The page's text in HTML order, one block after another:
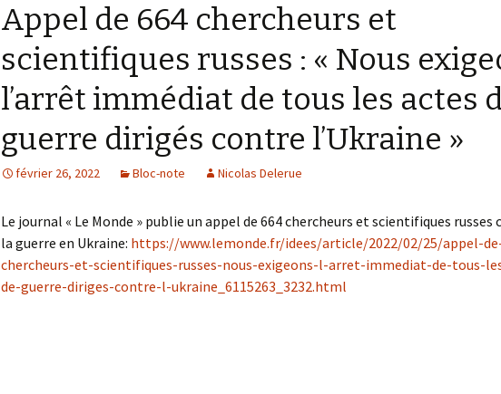
Appel de 664 chercheurs et
scientifiques russes : « Nous
l’arrêt immédiat de tous les actes
guerre dirigés contre l’Ukraine »
février 26, 2022 Bloc-note Nicolas Delerue
Le journal « Le Monde » publie un appel de 664 chercheurs et scientifiques russes
la guerre en Ukraine: https://www.lemonde.fr/idees/article/2022/02/25/appel-
chercheurs-et-scientifiques-russes-nous-exigeons-l-arret-immediat-de-tous-
de-guerre-diriges-contre-l-ukraine_6115263_3232.html